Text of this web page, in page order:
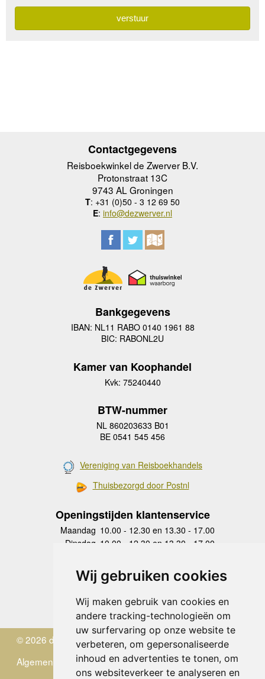
Wij gebruiken cookies
Wij maken gebruik van cookies en
andere tracking-technologieën om
uw surfervaring op onze website te
verbeteren, om gepersonaliseerde
inhoud en advertenties te tonen, om
ons websiteverkeer te analyseren en
Contactgegevens
Reisboekwinkel de Zwerver B.V.
Protonstraat 13C
9743 AL Groningen
T: +31 (0)50 - 3 12 69 50
E: info@dezwerver.nl
Bankgegevens
IBAN: NL11 RABO 0140 1961 88
BIC: RABONL2U
Kamer van Koophandel
Kvk: 75240440
BTW-nummer
NL 860203633 B01
BE 0541 545 456
Vereniging van Reisboekhandels
Thuisbezorgd door Postnl
Openingstijden klantenservice
Maandag 10.00 - 12.30 en 13.30 - 17.00
Dinsdag 10.00 - 12.30 en 13.30 - 17.00
Donderdag
10.00 - 12.30 en 13.30 - 17.00
Vrijdag 10.00 - 12.30 en 13.30 - 17.00
Zaterdag
gesloten
Zondag gesloten
© 2026 de Zwerver
Algemene Voorwaarden